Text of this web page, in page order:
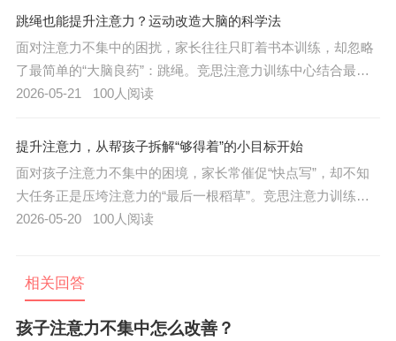
跳绳也能提升注意力？运动改造大脑的科学法
面对注意力不集中的困扰，家长往往只盯着书本训练，却忽略
了最简单的“大脑良药”：跳绳。竞思注意力训练中心结合最新
脑科学研究证实：规律跳绳能从生理层面改善注意力缺陷，是
2026-05-21 100人阅读
提升注意力，从帮孩子拆解“够得着”的小目标开始
面对孩子注意力不集中的困境，家长常催促“快点写”，却不知
大任务正是压垮注意力的“最后一根稻草”。竞思注意力训练中
心指出：帮孩子拆解“够得着”的小目标，是提升注意力的关键
2026-05-20 100人阅读
相关回答
孩子注意力不集中怎么改善？